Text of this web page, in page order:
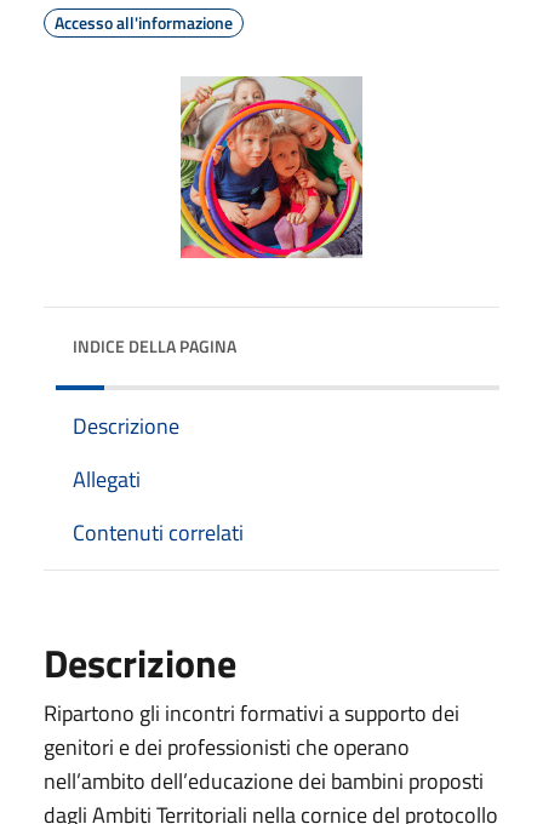
Accesso all'informazione
INDICE DELLA PAGINA
Descrizione
Allegati
Contenuti correlati
Descrizione
Ripartono gli incontri formativi a supporto dei
genitori e dei professionisti che operano
nell’ambito dell’educazione dei bambini proposti
dagli Ambiti Territoriali nella cornice del protocollo